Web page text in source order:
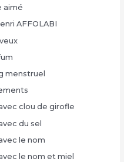
aimé
AFFOLABI
menstruel
clou de girofle
du sel
le nom
le nom et miel